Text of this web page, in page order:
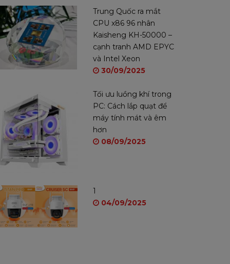
Trung Quốc ra mắt
CPU x86 96 nhân
Kaisheng KH-50000 –
cạnh tranh AMD EPYC
và Intel Xeon
30/09/2025
Tối ưu luồng khí trong
PC: Cách lắp quạt để
máy tính mát và êm
hơn
08/09/2025
1
04/09/2025